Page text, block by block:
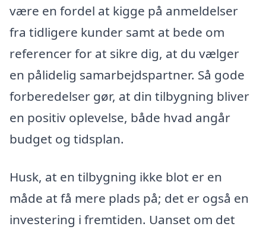
være en fordel at kigge på anmeldelser
fra tidligere kunder samt at bede om
referencer for at sikre dig, at du vælger
en pålidelig samarbejdspartner. Så gode
forberedelser gør, at din tilbygning bliver
en positiv oplevelse, både hvad angår
budget og tidsplan.
Husk, at en tilbygning ikke blot er en
måde at få mere plads på; det er også en
investering i fremtiden. Uanset om det